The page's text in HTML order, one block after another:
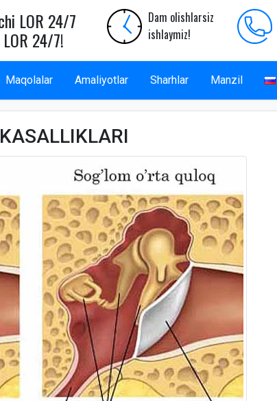
LOR 24/7
24/7!
Dam olishlarsiz
ishlaymiz!
Maqolalar Amaliyotlar Sharhlar Manzil